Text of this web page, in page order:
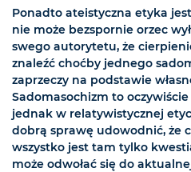
Ponadto ateistyczna etyka
nie może bezspornie orzec
swego autorytetu, że
znaleźć choćby jednego
zaprzeczy na podstawie
Sadomasochizm to
jednak w relatywistycznej
dobrą sprawę udowodnić, że
wszystko jest tam tylko
może odwołać się do